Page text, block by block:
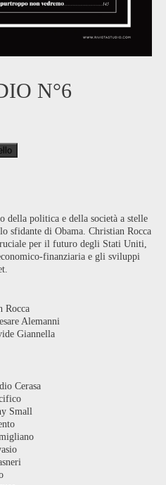
N°6
della politica e della società a stelle
sfidante di Obama. Christian Rocca
per il futuro degli Stati Uniti,
finanziaria e gli sviluppi
Rocca
Alemanni
Giannella
Cerasa
Small